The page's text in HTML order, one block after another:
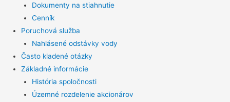
Dokumenty na stiahnutie
Cenník
Poruchová služba
Nahlásené odstávky vody
Často kladené otázky
Základné informácie
História spoločnosti
Územné rozdelenie akcionárov